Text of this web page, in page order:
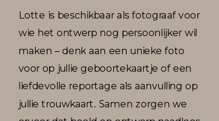
Lotte is beschikbaar als fotograaf voor
wie het ontwerp nog persoonlijker wil
maken – denk aan een unieke foto
voor op jullie geboortekaartje of een
liefdevolle reportage als aanvulling op
jullie trouwkaart. Samen zorgen we